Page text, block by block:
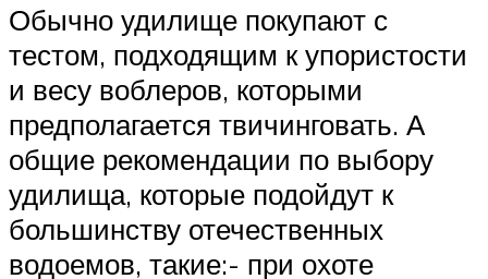
Обычно удилище покупают с
тестом, подходящим к упористости
и весу воблеров, которыми
предполагается твичинговать. А
общие рекомендации по выбору
удилища, которые подойдут к
большинству отечественных
водоемов, такие:- при охоте